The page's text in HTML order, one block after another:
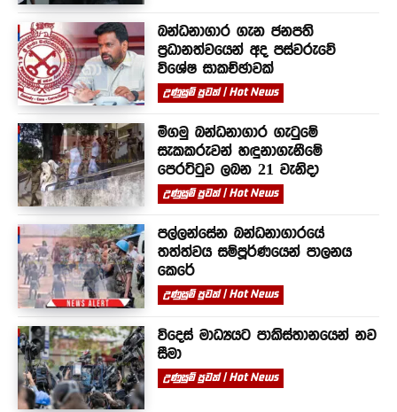
බන්ධනාගාර ගැන ජනපති
ප්‍රධානත්වයෙන් අද පස්වරුවේ
විශේෂ සාකච්ඡාවක්
උණුසුම් පුවත් | Hot News
මීගමු බන්ධනාගාර ගැටුමේ
සැකකරුවන් හඳුනාගැනීමේ
පෙරට්ටුව ලබන 21 වැනිදා
උණුසුම් පුවත් | Hot News
පල්ලන්සේන බන්ධනාගාරයේ
තත්ත්වය සම්පූර්ණයෙන් පාලනය
කෙරේ
උණුසුම් පුවත් | Hot News
විදෙස් මාධ්‍යයට පාකිස්තානයෙන් නව
සීමා
උණුසුම් පුවත් | Hot News